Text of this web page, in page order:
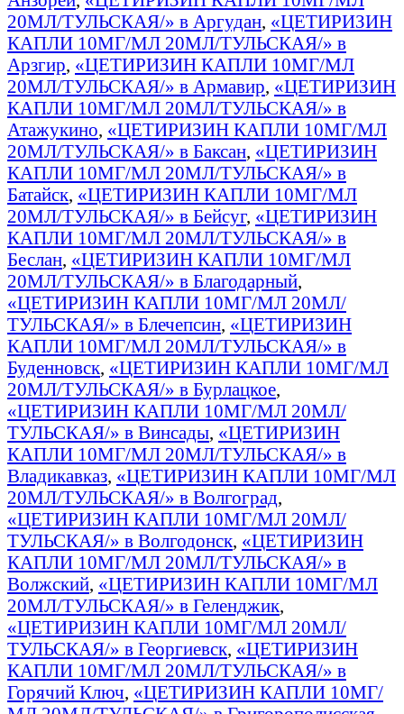
20МЛ/ТУЛЬСКАЯ/» в Аргудан, «ЦЕТИРИЗИН
КАПЛИ 10МГ/МЛ 20МЛ/ТУЛЬСКАЯ/» в
Арзгир, «ЦЕТИРИЗИН КАПЛИ 10МГ/МЛ
20МЛ/ТУЛЬСКАЯ/» в Армавир, «ЦЕТИРИЗИН
КАПЛИ 10МГ/МЛ 20МЛ/ТУЛЬСКАЯ/» в
Атажукино, «ЦЕТИРИЗИН КАПЛИ 10МГ/МЛ
20МЛ/ТУЛЬСКАЯ/» в Баксан, «ЦЕТИРИЗИН
КАПЛИ 10МГ/МЛ 20МЛ/ТУЛЬСКАЯ/» в
Батайск, «ЦЕТИРИЗИН КАПЛИ 10МГ/МЛ
20МЛ/ТУЛЬСКАЯ/» в Бейсуг, «ЦЕТИРИЗИН
КАПЛИ 10МГ/МЛ 20МЛ/ТУЛЬСКАЯ/» в
Беслан, «ЦЕТИРИЗИН КАПЛИ 10МГ/МЛ
20МЛ/ТУЛЬСКАЯ/» в Благодарный,
«ЦЕТИРИЗИН КАПЛИ 10МГ/МЛ 20МЛ/
ТУЛЬСКАЯ/» в Блечепсин, «ЦЕТИРИЗИН
КАПЛИ 10МГ/МЛ 20МЛ/ТУЛЬСКАЯ/» в
Буденновск, «ЦЕТИРИЗИН КАПЛИ 10МГ/МЛ
20МЛ/ТУЛЬСКАЯ/» в Бурлацкое,
«ЦЕТИРИЗИН КАПЛИ 10МГ/МЛ 20МЛ/
ТУЛЬСКАЯ/» в Винсады, «ЦЕТИРИЗИН
КАПЛИ 10МГ/МЛ 20МЛ/ТУЛЬСКАЯ/» в
Владикавказ, «ЦЕТИРИЗИН КАПЛИ 10МГ/МЛ
20МЛ/ТУЛЬСКАЯ/» в Волгоград,
«ЦЕТИРИЗИН КАПЛИ 10МГ/МЛ 20МЛ/
ТУЛЬСКАЯ/» в Волгодонск, «ЦЕТИРИЗИН
КАПЛИ 10МГ/МЛ 20МЛ/ТУЛЬСКАЯ/» в
Волжский, «ЦЕТИРИЗИН КАПЛИ 10МГ/МЛ
20МЛ/ТУЛЬСКАЯ/» в Геленджик,
«ЦЕТИРИЗИН КАПЛИ 10МГ/МЛ 20МЛ/
ТУЛЬСКАЯ/» в Георгиевск, «ЦЕТИРИЗИН
КАПЛИ 10МГ/МЛ 20МЛ/ТУЛЬСКАЯ/» в
Горячий Ключ, «ЦЕТИРИЗИН КАПЛИ 10МГ/